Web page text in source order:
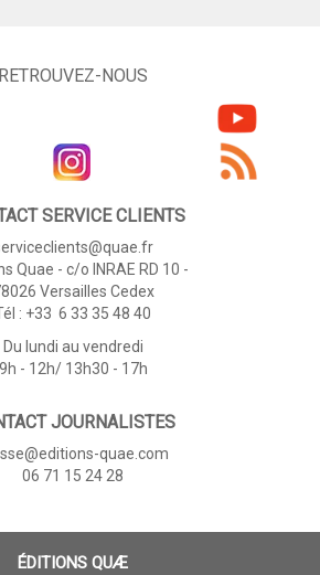
RETROUVEZ-NOUS
SERVICE CLIENTS
Quae - c/o INRAE RD 10 -
Versailles Cedex
: +33 6 33 35 48 40
Du lundi au vendredi
9h - 12h/ 13h30 - 17h
JOURNALISTES
quae.com
06 71 15 24 28
ÉDITIONS QUÆ